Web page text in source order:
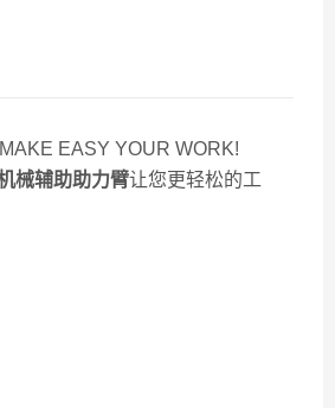
EASY YOUR WORK!
械辅助助力臂让您更轻松的工